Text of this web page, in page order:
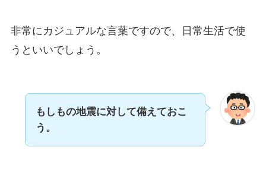
非常にカジュアルな言葉ですので、日常生活で使
うといいでしょう。
もしもの地震に対して備えておこ
う。